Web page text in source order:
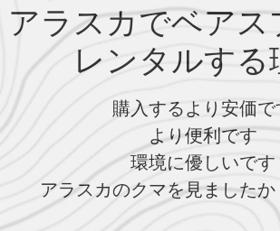
アラスカでベアス
レンタルする
購入するより安価で
より便利です
環境に優しいです
アラスカのクマを見ました